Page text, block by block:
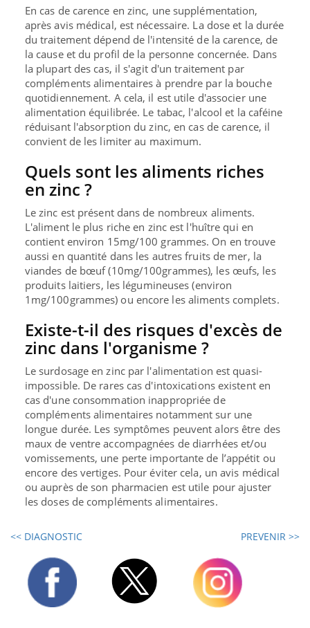
En cas de carence en zinc, une supplémentation,
après avis médical, est nécessaire. La dose et la durée
du traitement dépend de l'intensité de la carence, de
la cause et du profil de la personne concernée. Dans
la plupart des cas, il s'agit d'un traitement par
compléments alimentaires à prendre par la bouche
quotidiennement. A cela, il est utile d'associer une
alimentation équilibrée. Le tabac, l'alcool et la caféine
réduisant l'absorption du zinc, en cas de carence, il
convient de les limiter au maximum.
Quels sont les aliments riches
en zinc ?
Le zinc est présent dans de nombreux aliments.
L'aliment le plus riche en zinc est l'huître qui en
contient environ 15mg/100 grammes. On en trouve
aussi en quantité dans les autres fruits de mer, la
viandes de bœuf (10mg/100grammes), les œufs, les
produits laitiers, les légumineuses (environ
1mg/100grammes) ou encore les aliments complets.
Existe-t-il des risques d'excès de
zinc dans l'organisme ?
Le surdosage en zinc par l'alimentation est quasi-
impossible. De rares cas d'intoxications existent en
cas d'une consommation inappropriée de
compléments alimentaires notamment sur une
longue durée. Les symptômes peuvent alors être des
maux de ventre accompagnées de diarrhées et/ou
vomissements, une perte importante de l’appétit ou
encore des vertiges. Pour éviter cela, un avis médical
ou auprès de son pharmacien est utile pour ajuster
les doses de compléments alimentaires.
<< DIAGNOSTIC PREVENIR >>